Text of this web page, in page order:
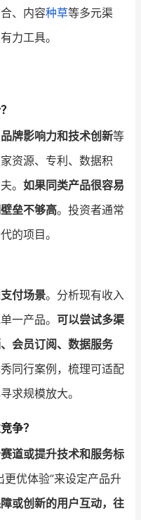
、内容种草等多元渠
力工具。
牌影响力和技术创新等
资源、专利、数据积
。 如果同类产品很容易
垒不够高。投资者通常
的项目。
付场景。分析现有收入
一产品。 可以尝试多渠
会员订阅、数据服务
同行案例，梳理可适配
求规模放大。
争？
道或提升技术和服务标
优体验”来设定产品升
或创新的用户互动，往